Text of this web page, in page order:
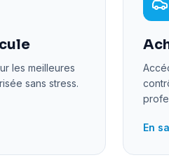
les meilleures
sans stress.
En